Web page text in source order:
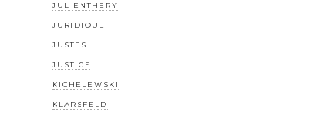
JULIENTHERY
JURIDIQUE
JUSTES
JUSTICE
KICHELEWSKI
KLARSFELD